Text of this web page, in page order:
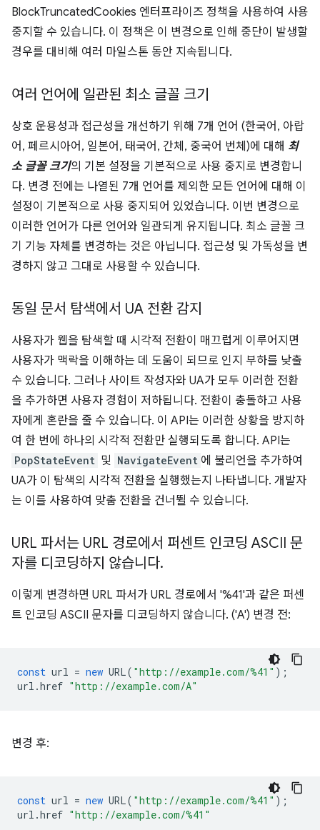
BlockTruncatedCookies 엔터프라이즈 정책을 사용하여 사용
중지할 수 있습니다. 이 정책은 이 변경으로 인해 중단이 발생할
경우를 대비해 여러 마일스톤 동안 지속됩니다.
여러 언어에 일관된 최소 글꼴 크기
상호 운용성과 접근성을 개선하기 위해 7개 언어 (한국어, 아랍
어, 페르시아어, 일본어, 태국어, 간체, 중국어 번체)에 대해 최
소 글꼴 크기의 기본 설정을 기본적으로 사용 중지로 변경합니
다. 변경 전에는 나열된 7개 언어를 제외한 모든 언어에 대해 이
설정이 기본적으로 사용 중지되어 있었습니다. 이번 변경으로
이러한 언어가 다른 언어와 일관되게 유지됩니다. 최소 글꼴 크
기 기능 자체를 변경하는 것은 아닙니다. 접근성 및 가독성을 변
경하지 않고 그대로 사용할 수 있습니다.
동일 문서 탐색에서 UA 전환 감지
사용자가 웹을 탐색할 때 시각적 전환이 매끄럽게 이루어지면
사용자가 맥락을 이해하는 데 도움이 되므로 인지 부하를 낮출
수 있습니다. 그러나 사이트 작성자와 UA가 모두 이러한 전환
을 추가하면 사용자 경험이 저하됩니다. 전환이 충돌하고 사용
자에게 혼란을 줄 수 있습니다. 이 API는 이러한 상황을 방지하
여 한 번에 하나의 시각적 전환만 실행되도록 합니다. API는
PopStateEvent 및 NavigateEvent 에 불리언을 추가하여
UA가 이 탐색의 시각적 전환을 실행했는지 나타냅니다. 개발자
는 이를 사용하여 맞춤 전환을 건너뛸 수 있습니다.
URL 파서는 URL 경로에서 퍼센트 인코딩 ASCII 문
자를 디코딩하지 않습니다.
이렇게 변경하면 URL 파서가 URL 경로에서 '%41'과 같은 퍼센
트 인코딩 ASCII 문자를 디코딩하지 않습니다. ('A') 변경 전:
const url = new URL( "http://example.com/%41" );
url .href "http://example.com/A"
변경 후:
const url = new URL( "http://example.com/%41" );
url .href "http://example.com/%41"